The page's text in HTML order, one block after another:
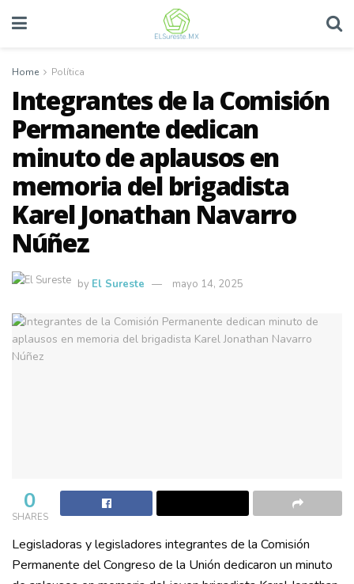
Home Política
Integrantes de la Comisión
Permanente dedican
minuto de aplausos en
memoria del brigadista
Karel Jonathan Navarro
Núñez
by El Sureste mayo 14, 2025
0
SHARES
Legisladoras y legisladores integrantes de la Comisión
Permanente del Congreso de la Unión dedicaron un minuto